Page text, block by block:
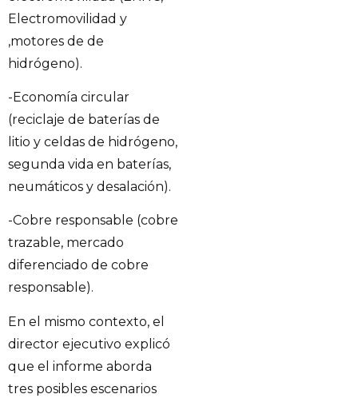
Electromovilidad y
,motores de de
hidrógeno).
-Economía circular
(reciclaje de baterías de
litio y celdas de hidrógeno,
segunda vida en baterías,
neumáticos y desalación).
-Cobre responsable (cobre
trazable, mercado
diferenciado de cobre
responsable).
En el mismo contexto, el
director ejecutivo explicó
que el informe aborda
tres posibles escenarios